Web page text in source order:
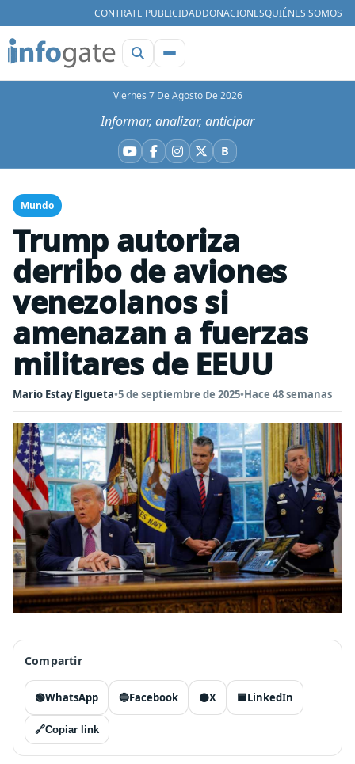
CONTRATE PUBLICIDADDONACIONESQUIÉNES SOMOS
Viernes 7 De Agosto De 2026
Informar, analizar, anticipar
YouTube
Facebook
Instagram
X BBluesky
Mundo
Trump autoriza
derribo de aviones
venezolanos si
amenazan a fuerzas
militares de EEUU
Mario Estay Elgueta•5 de septiembre de 2025•Hace 48 semanas
Compartir
🟢WhatsApp 🔵Facebook ⚫X 🟦LinkedIn
🔗Copiar link